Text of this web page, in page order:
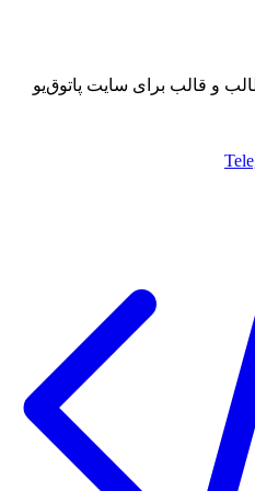
و قالب برای سایت پاتوق‌یو